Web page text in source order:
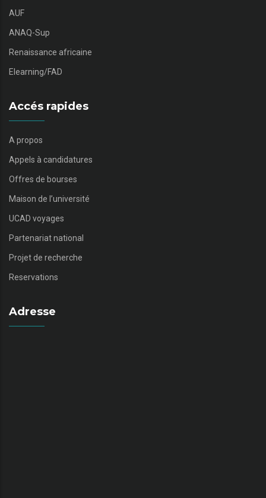
AUF
ANAQ-Sup
Renaissance africaine
Elearning/FAD
Accés rapides
A propos
Appels à candidatures
Offres de bourses
Maison de l’université
UCAD voyages
Partenariat national
Projet de recherche
Reservations
Adresse